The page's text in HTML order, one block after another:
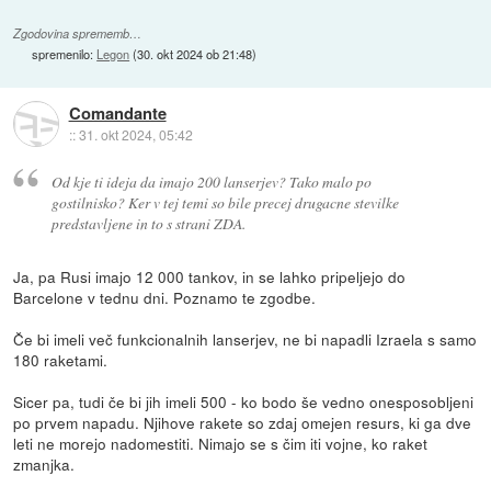
Zgodovina sprememb…
spremenilo: Legon(30. okt 2024 ob 21:48)
Comandante
::31. okt 2024, 05:42
Od kje ti ideja da imajo 200 lanserjev? Tako malo po
gostilnisko? Ker v tej temi so bile precej drugacne stevilke
predstavljene in to s strani ZDA.
Ja, pa Rusi imajo 12 000 tankov, in se lahko pripeljejo do
Barcelone v tednu dni. Poznamo te zgodbe.
Če bi imeli več funkcionalnih lanserjev, ne bi napadli Izraela s samo
180 raketami.
Sicer pa, tudi če bi jih imeli 500 - ko bodo še vedno onesposobljeni
po prvem napadu. Njihove rakete so zdaj omejen resurs, ki ga dve
leti ne morejo nadomestiti. Nimajo se s čim iti vojne, ko raket
zmanjka.